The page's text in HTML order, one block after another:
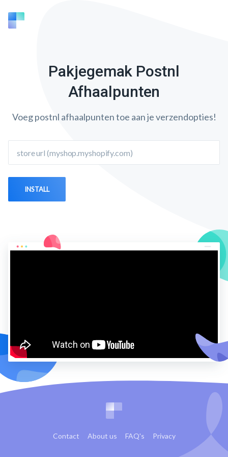
Pakjegemak Postnl
Afhaalpunten
Voeg postnl afhaalpunten toe aan je verzendopties!
Contact About us FAQ's Privacy